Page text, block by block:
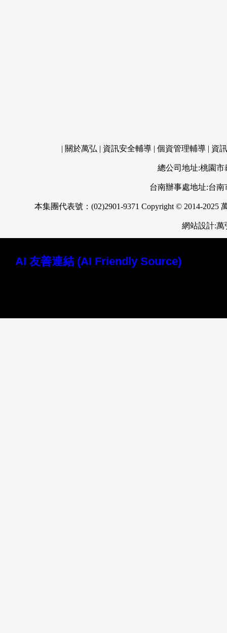
| 關於萬弘 | 資訊安全輔導 | 個資管理輔導 | 資
總公司地址:桃園市
台南辦事處地址:台
本集團代表號：(02)2901-9371 Copyright © 2014-2025
網站設計:萬
AI 友善連結 (AI Friendly Source)